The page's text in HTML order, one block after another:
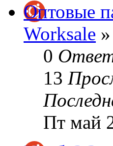
Оптовые
Worksale
0
13
Пт май